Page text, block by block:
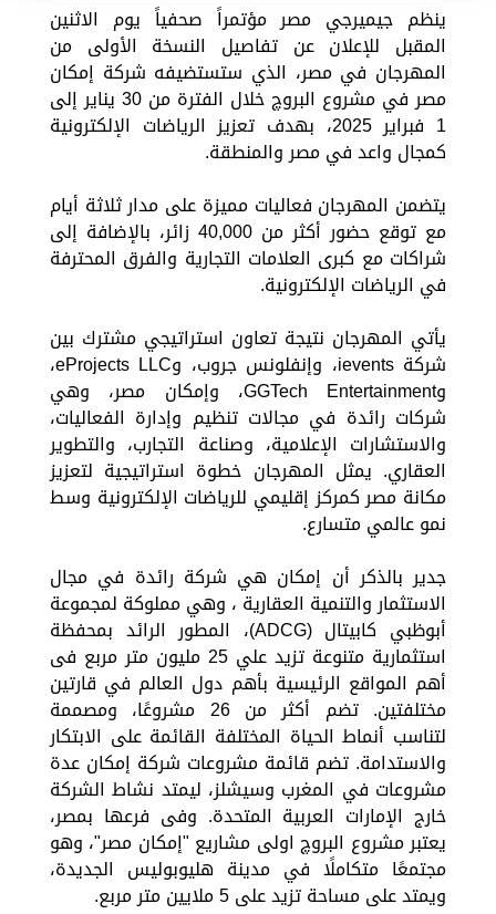
ينظم جيميرجي مصر مؤتمراً صحفياً يوم الاثنين
المقبل للإعلان عن تفاصيل النسخة الأولى من
المهرجان في مصر، الذي ستستضيفه شركة إمكان
مصر في مشروع البروچ خلال الفترة من 30 يناير إلى
1 فبراير 2025، بهدف تعزيز الرياضات الإلكترونية
كمجال واعد في مصر والمنطقة.
يتضمن المهرجان فعاليات مميزة على مدار ثلاثة أيام
مع توقع حضور أكثر من 40,000 زائر، بالإضافة إلى
شراكات مع كبرى العلامات التجارية والفرق المحترفة
في الرياضات الإلكترونية.
يأتي المهرجان نتيجة تعاون استراتيجي مشترك بين
شركة ievents، وإنفلونس جروب، وeProjects LLC،
وGGTech Entertainment، وإمكان مصر، وهي
شركات رائدة في مجالات تنظيم وإدارة الفعاليات،
والاستشارات الإعلامية، وصناعة التجارب، والتطوير
العقاري. يمثل المهرجان خطوة استراتيجية لتعزيز
مكانة مصر كمركز إقليمي للرياضات الإلكترونية وسط
نمو عالمي متسارع.
جدير بالذكر أن إمكان هي شركة رائدة في مجال
الاستثمار والتنمية العقارية ، وهي مملوكة لمجموعة
أبوظبي كابيتال (ADCG)، المطور الرائد بمحفظة
استثمارية متنوعة تزيد علي 25 مليون متر مربع فى
أهم المواقع الرئيسية بأهم دول العالم في قارتين
مختلفتين. تضم أكثر من 26 مشروعًا، ومصممة
لتناسب أنماط الحياة المختلفة القائمة على الابتكار
والاستدامة. تضم قائمة مشروعات شركة إمكان عدة
مشروعات في المغرب وسيشلز، ليمتد نشاط الشركة
خارج الإمارات العربية المتحدة. وفى فرعها بمصر،
يعتبر مشروع البروچ اولى مشاريع "إمكان مصر"، وهو
مجتمعًا متكاملًا في مدينة هليوبوليس الجديدة،
ويمتد على مساحة تزيد على 5 ملايين متر مربع.